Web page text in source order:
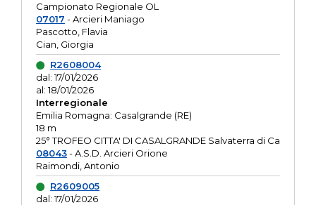
Campionato Regionale OL
07017 - Arcieri Maniago
Pascotto, Flavia
Cian, Giorgia
R2608004
dal: 17/01/2026
al: 18/01/2026
Interregionale
Emilia Romagna: Casalgrande (RE)
18 m
25° TROFEO CITTA' DI CASALGRANDE Salvaterra di Ca
08043- A.S.D. Arcieri Orione
Raimondi, Antonio
R2609005
dal: 17/01/2026